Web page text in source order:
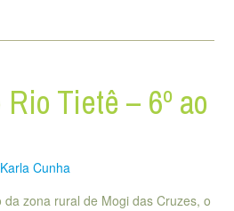
Tietê – 6º ao
Karla Cunha
da zona rural de Mogi das Cruzes, o